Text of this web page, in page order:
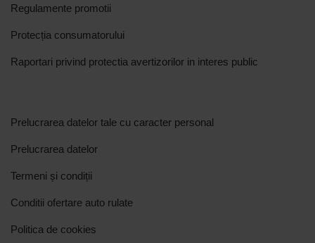
Regulamente promotii
Protecția consumatorului
Raportari privind protectia avertizorilor in interes public
Prelucrarea datelor tale cu caracter personal
Prelucrarea datelor
Termeni și condiții
Conditii ofertare auto rulate
Politica de cookies